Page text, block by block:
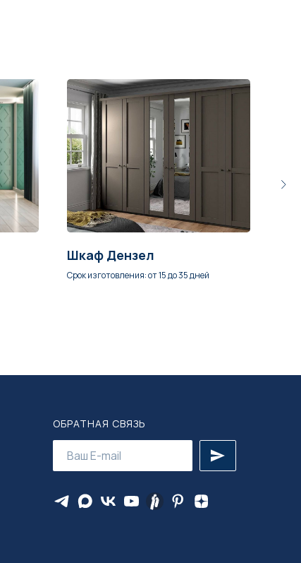
Шкаф Дензел
Срок изготовления: от 15 до 35 дней
ОБРАТНАЯ СВЯЗЬ